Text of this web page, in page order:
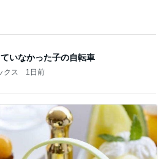
いなかった子の自転車
クス 1日前